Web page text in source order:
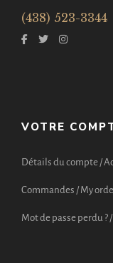
(438) 523-3344
VOTRE
Détails du compte /
Commandes / My
Mot de passe perdu ?